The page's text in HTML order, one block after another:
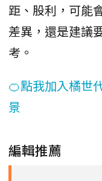
距、股利，可能
差異，還是建議
考。
🍊點我加入橘世
景
編輯推薦